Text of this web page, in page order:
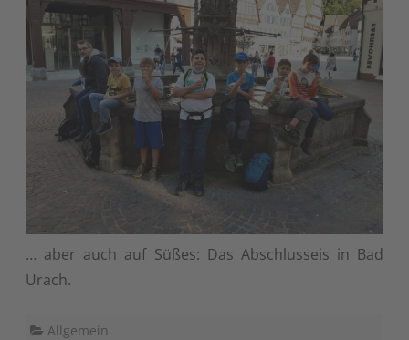
… aber auch auf Süßes: Das Abschlusseis in Bad
Urach.
Allgemein